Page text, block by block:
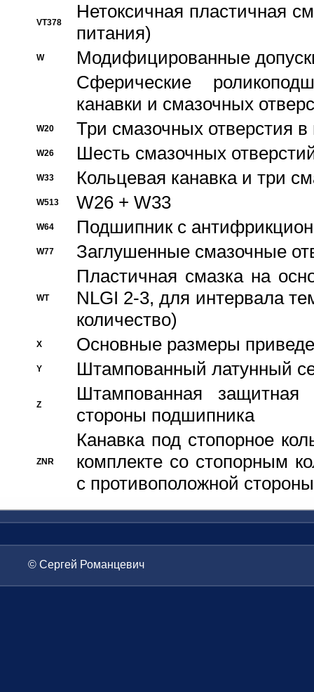
VT378
Нетоксичная пластичная
питания)
W
Модифицированные
Сферические
канавки и смазочных
W20 Три смазочных отверстия
W26 Шесть смазочных
W33 Кольцевая канавка и три
W513 W26 + W33
W64 Подшипник с
W77 Заглушенные смазочные
WT
Пластичная смазка на
NLGI 2-3, для интервала
количество)
X Основные размеры
Y Штампованный латунный
Z
Штампованная
стороны подшипника
ZNR
Канавка под стопорное
комплекте со стопорным
с противоположной стороны
© Сергей Романцевич